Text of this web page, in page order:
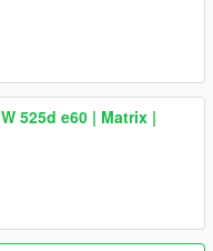
525d e60 | Matrix |